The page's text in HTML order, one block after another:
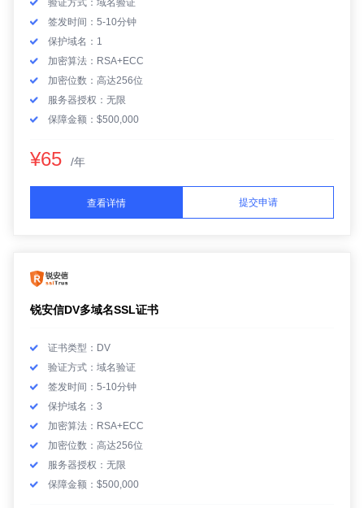
验证方式：域名验证
签发时间：5-10分钟
保护域名：1
加密算法：RSA+ECC
加密位数：高达256位
服务器授权：无限
保障金额：$500,000
¥65 /年
查看详情 提交申请
锐安信DV多域名SSL证书
证书类型：DV
验证方式：域名验证
签发时间：5-10分钟
保护域名：3
加密算法：RSA+ECC
加密位数：高达256位
服务器授权：无限
保障金额：$500,000